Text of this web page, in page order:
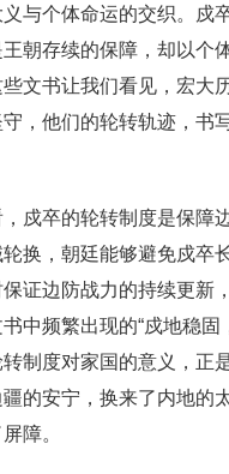
与个体命运的交织。戍
朝存续的保障，却以个
文书让我们看见，宏大
，他们的轮转轨迹，书
戍卒的轮转制度是保障
换，朝廷能够避免戍卒
证边防战力的持续更新
中频繁出现的“戍地稳固
制度对家国的意义，正
的安宁，换来了内地的
障。